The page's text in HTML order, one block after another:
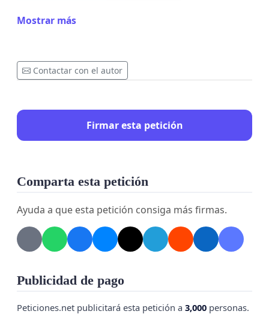
Mostrar más
Contactar con el autor
Firmar esta petición
Comparta esta petición
Ayuda a que esta petición consiga más firmas.
Publicidad de pago
Peticiones.net publicitará esta petición a 3,000 personas.